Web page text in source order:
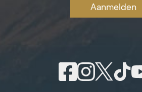
Aanmelden